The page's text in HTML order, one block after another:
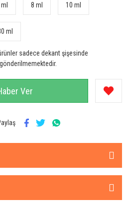
8 ml 10 ml
ml
sadece dekant şişesinde
Ver